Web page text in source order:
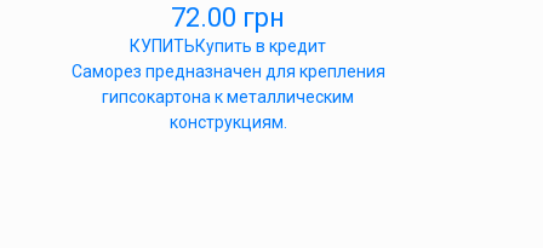
72.00 грн
КУПИТЬКупить в кредит
Саморез предназначен для крепления
гипсокартона к металлическим
конструкциям.